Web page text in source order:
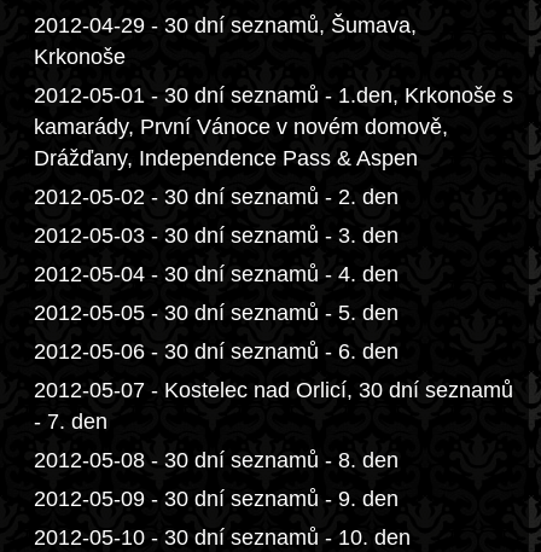
2012-04-29 - 30 dní seznamů, Šumava,
Krkonoše
2012-05-01 - 30 dní seznamů - 1.den, Krkonoše s
kamarády, První Vánoce v novém domově,
Drážďany, Independence Pass & Aspen
2012-05-02 - 30 dní seznamů - 2. den
2012-05-03 - 30 dní seznamů - 3. den
2012-05-04 - 30 dní seznamů - 4. den
2012-05-05 - 30 dní seznamů - 5. den
2012-05-06 - 30 dní seznamů - 6. den
2012-05-07 - Kostelec nad Orlicí, 30 dní seznamů
- 7. den
2012-05-08 - 30 dní seznamů - 8. den
2012-05-09 - 30 dní seznamů - 9. den
2012-05-10 - 30 dní seznamů - 10. den